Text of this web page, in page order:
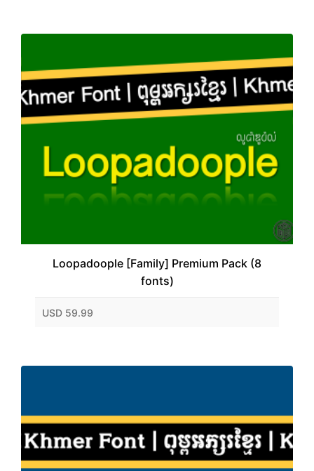
Loopadoople [Family] Premium Pack (8
fonts)
USD 59.99